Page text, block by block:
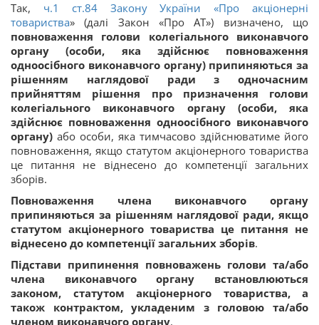
Так, ч.1 ст.84 Закону України «Про акціонерні
товариства» (далі Закон «Про АТ») визначено, що
повноваження голови колегіального виконавчого
органу (особи, яка здійснює повноваження
одноосібного виконавчого органу) припиняються за
рішенням наглядової ради з одночасним
прийняттям рішення про призначення голови
колегіального виконавчого органу (особи, яка
здійснює повноваження одноосібного виконавчого
органу) або особи, яка тимчасово здійснюватиме його
повноваження, якщо статутом акціонерного товариства
це питання не віднесено до компетенції загальних
зборів.
Повноваження члена виконавчого органу
припиняються за рішенням наглядової ради, якщо
статутом акціонерного товариства це питання не
віднесено до компетенції загальних зборів.
Підстави припинення повноважень голови та/або
члена виконавчого органу встановлюються
законом, статутом акціонерного товариства, а
також контрактом, укладеним з головою та/або
членом виконавчого органу.